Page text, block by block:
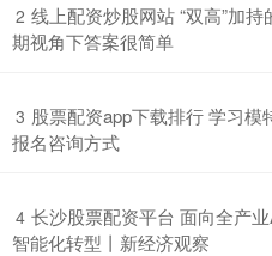
2 线上配资炒股网站 “双高”加
期视角下答案很简单
3 股票配资app下载排行 学习
报名咨询方式
4 长沙股票配资平台 面向全产
智能化转型丨新经济观察